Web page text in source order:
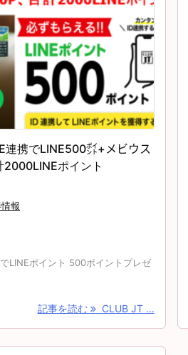
連携でLINE500㌽+メビウス
ポイント
報
LINEポイント 500ポイントプレゼ
記事を読む CLUB JT ...